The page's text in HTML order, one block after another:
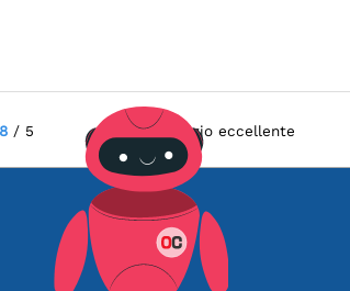
/ 5 Servizio eccellente